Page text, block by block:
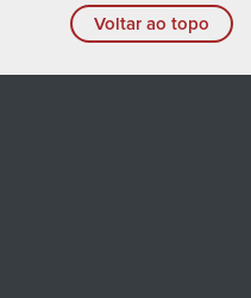
Voltar ao topo